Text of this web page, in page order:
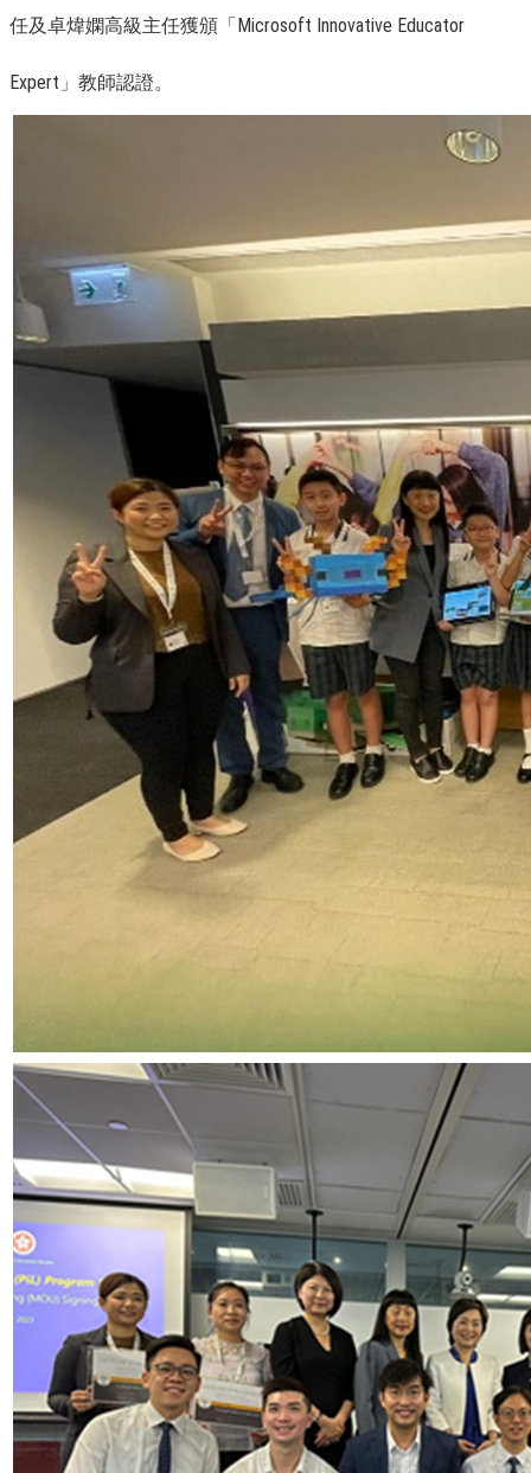
任及卓煒嫻高級主任獲頒「Microsoft Innovative Educator
Expert」教師認證。